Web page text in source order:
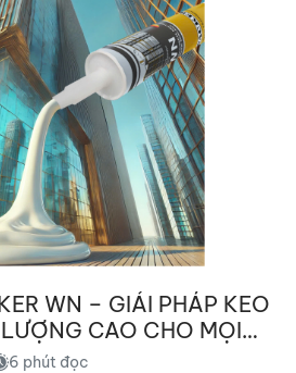
WN – GIẢI PHÁP KEO
CAO CHO MỌI
6 phút đọc